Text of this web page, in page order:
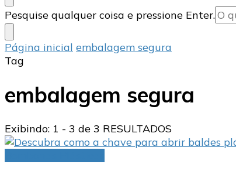
Procurando
algo?
Pesquise qualquer coisa e pressione Enter.
Página inicial embalagem segura
Tag
embalagem segura
Exibindo: 1 - 3 de 3 RESULTADOS